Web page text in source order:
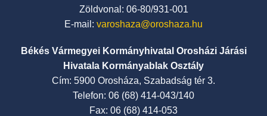
Zöldvonal: 06-80/931-001
E-mail: varoshaza@oroshaza.hu
Békés Vármegyei Kormányhivatal Orosházi Járási
Hivatala Kormányablak Osztály
Cím: 5900 Orosháza, Szabadság tér 3.
Telefon: 06 (68) 414-043/140
Fax: 06 (68) 414-053